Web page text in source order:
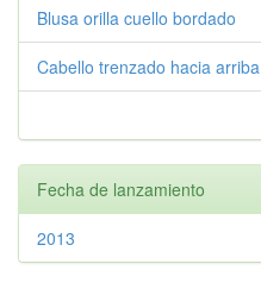
Blusa orilla cuello bordado
Cabello trenzado hacia arriba
Fecha de lanzamiento
2013